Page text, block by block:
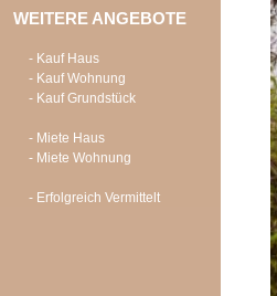
WEITERE ANGEBOTE
- Kauf Haus
- Kauf Wohnung
- Kauf Grundstück
- Miete Haus
- Miete Wohnung
- Erfolgreich Vermittelt